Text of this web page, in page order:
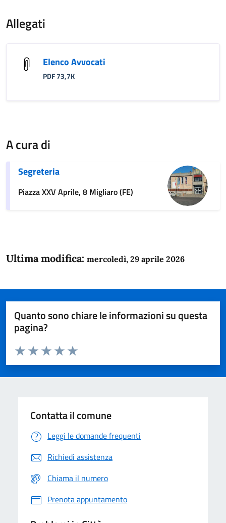
Allegati
Elenco Avvocati
PDF 73,7K
A cura di
Segreteria
Piazza XXV Aprile, 8 Migliaro (FE)
Ultima modifica: mercoledì, 29 aprile 2026
Quanto sono chiare le informazioni su questa
pagina?
Domanda
Valuta da 1 a 5 stelle la pagina
Valuta 5 stelle su 5
Valuta 4 stelle su 5
Valuta 3 stelle su 5
Valuta 2 stelle su 5
Valuta 1 stelle su 5
Contatta il comune
Leggi le domande frequenti
Richiedi assistenza
Chiama il numero
Prenota appuntamento